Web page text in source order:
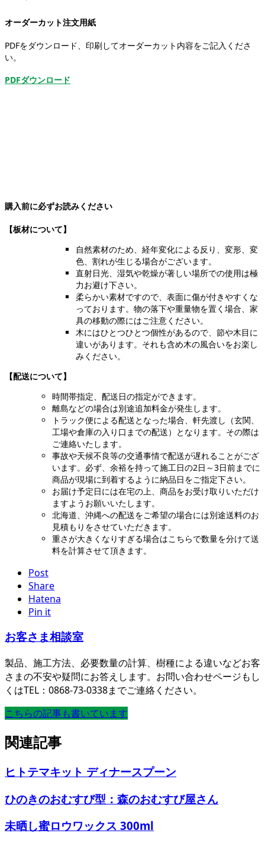
オーダーカット注文用紙
PDFをダウンロード、印刷してオーダーカット内容をご記入くださ
い。
PDFダウンロード
購入前に必ずお読みください
【板材について】
自然素材のため、経年変化による反り、変形、変
色、割れが生じる場合がございます。
直射日光、湿気や乾燥が著しい場所での使用は極
力お避け下さい。
柔らかい素材ですので、表面に傷が付きやすくな
っております。物の落下や重量物を置く場合、家
具の移動の際にはご注意ください。
木にはひとつひとつ個性があるので、節や木目に
違いがあります。それも含め木の風合いをお楽し
みください。
【配送について】
時間帯指定、配送日の指定ができます。
離島などの場合は別途追加料金が発生します。
トラック便による配送となった場合、軒先渡し（玄関、
工場や倉庫の入り口までの配送）となります。その際は
ご連絡いたします。
事故や天候不良等の交通事情で配送が遅れることがござ
います。必ず、余裕を持って施工日の2日～3日前までに
商品が現場に到着するように納品日をご指定下さい。
お届け予定日には在宅の上、商品をお受け取りいただけ
ますようお願いいたします。
北海道、沖縄への配送をご希望の場合には別途送料のお
見積もりをさせていただきます。
重さが大きくなりすぎる場合はこちらで数量を分けて送
料を計算させて頂きます。
Post
Share
Hatena
Pin it
お客さま相談室
製品、施工方法、必要数量の計算、樹種による違いなどお客
さまの不安や疑問にお答えします。お問い合わせページもし
くはTEL：0868-73-0338までご連絡ください。
こちらの記事も書いています
関連記事
ヒトテマキット ディナースプーン
ひのきのおむすび型：森のおむすび屋さん
未晒し蜜ロウワックス 300ml